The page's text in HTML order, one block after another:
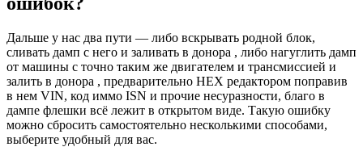
Дальше у нас два пути — либо вскрывать родной блок,
сливать дамп с него и заливать в донора , либо нагуглить дамп
от машины с точно таким же двигателем и трансмиссией и
залить в донора , предварительно HEX редактором поправив
в нем VIN, код иммо ISN и прочие несуразности, благо в
дампе флешки всё лежит в открытом виде. Такую ошибку
можно сбросить самостоятельно несколькими способами,
выберите удобный для вас.